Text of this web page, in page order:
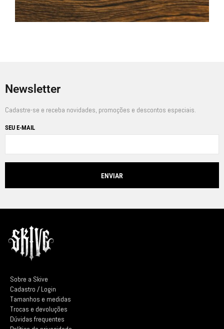
Newsletter
Cadastre-se e receba novidades, promoções e descontos especiais.
SEU E-MAIL
Sobre a Skive
Cadastro / Login
Tamanhos e medidas
Trocas e devoluções
Dúvidas frequentes